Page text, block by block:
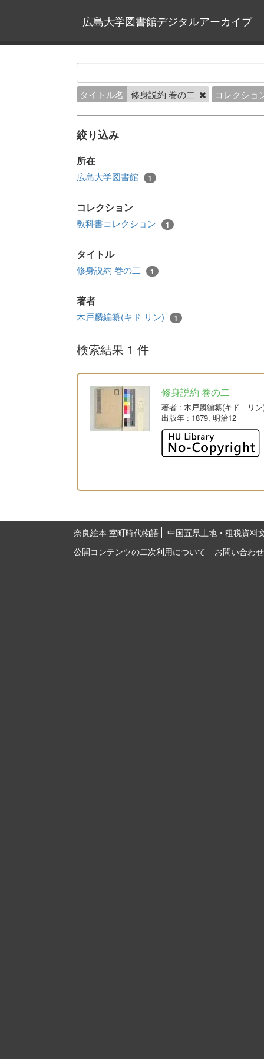
広島大学図書館デジタルアーカイブ
タイトル名 修身説約 巻の二 コレクショ
絞り込み
所在
広島大学図書館 1
コレクション
教科書コレクション 1
タイトル
修身説約 巻の二 1
著者
木戸麟編纂(キド リン) 1
検索結果 1 件
修身説約 巻の二
著者 : 木戸麟編纂(キド リ
出版年 : 1879, 明治12
奈良絵本 室町時代物語
中国五県土地・租税資料
公開コンテンツの二次利用について
お問い合わせ